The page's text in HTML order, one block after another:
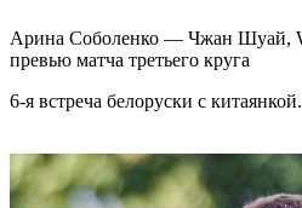
Арина Соболенко — Чжан Шуай,
превью матча третьего круга
6-я встреча белоруски с китаянкой.